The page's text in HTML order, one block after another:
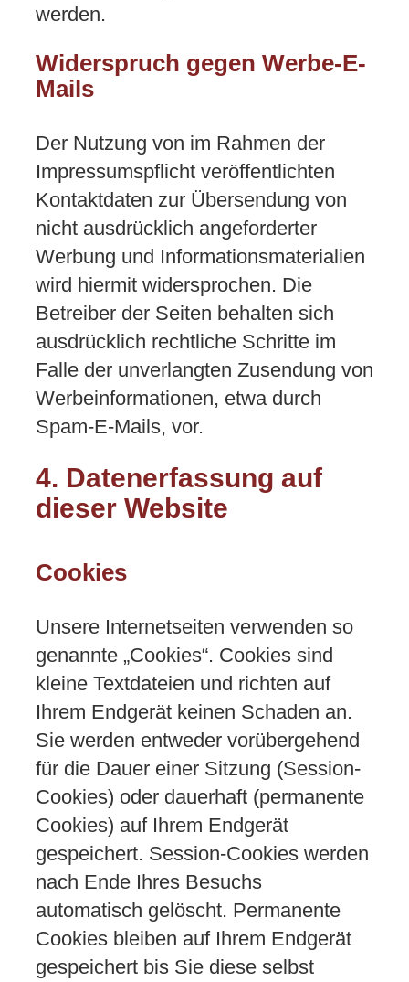
werden.
Widerspruch gegen Werbe-E-
Mails
Der Nutzung von im Rahmen der
Impressumspflicht veröffentlichten
Kontaktdaten zur Übersendung von
nicht ausdrücklich angeforderter
Werbung und Informationsmaterialien
wird hiermit widersprochen. Die
Betreiber der Seiten behalten sich
ausdrücklich rechtliche Schritte im
Falle der unverlangten Zusendung von
Werbeinformationen, etwa durch
Spam-E-Mails, vor.
4. Datenerfassung auf
dieser Website
Cookies
Unsere Internetseiten verwenden so
genannte „Cookies“. Cookies sind
kleine Textdateien und richten auf
Ihrem Endgerät keinen Schaden an.
Sie werden entweder vorübergehend
für die Dauer einer Sitzung (Session-
Cookies) oder dauerhaft (permanente
Cookies) auf Ihrem Endgerät
gespeichert. Session-Cookies werden
nach Ende Ihres Besuchs
automatisch gelöscht. Permanente
Cookies bleiben auf Ihrem Endgerät
gespeichert bis Sie diese selbst